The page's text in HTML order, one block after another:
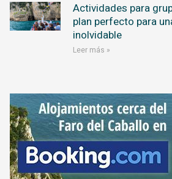
Actividades para
plan perfecto para
inolvidable
Leer más »